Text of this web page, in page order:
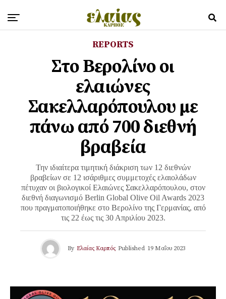
REPORTS
Στο Βερολίνο οι
ελαιώνες
Σακελλαρόπουλου με
πάνω από 700 διεθνή
βραβεία
Την ιδιαίτερα τιμητική διάκριση των 12 διεθνών
βραβείων σε 12 ισάριθμες συμμετοχές ελαιολάδων
πέτυχαν οι βιολογικοί Ελαιώνες Σακελλαρόπουλου, στον
διεθνή διαγωνισμό Berlin Global Olive Oil Awards 2023
που πραγματοποιήθηκε στο Βερολίνο της Γερμανίας, από
τις 22 έως τις 30 Απριλίου 2023.
By Ελαίας Καρπός Published 19 Μαΐου 2023